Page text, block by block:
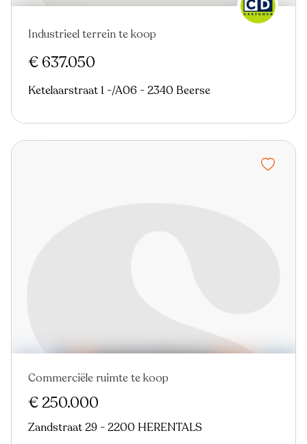
Industrieel terrein te koop
€ 637.050
Ketelaarstraat 1 -/A06 - 2340 Beerse
Commerciële ruimte te koop
€ 250.000
Zandstraat 29 - 2200 HERENTALS